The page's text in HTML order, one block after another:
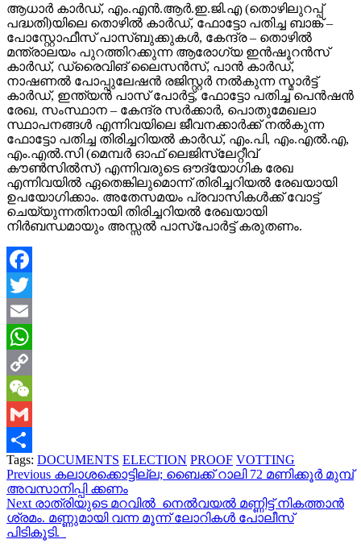
ആധാര്‍ കാര്‍ഡ്, എം.എന്‍.ആര്‍.ഇ.ജി.എ (തൊഴിലുറപ്പ്
പദ്ധതി)യിലെ തൊഴില്‍ കാര്‍ഡ്, ഫോട്ടോ പതിച്ച ബാങ്ക് –
പോസ്റ്റോഫീസ് പാസ്ബുക്കുകള്‍, കേന്ദ്ര – തൊഴില്‍
മന്ത്രാലയം പുറത്തിറക്കുന്ന ആരോഗ്യ ഇന്‍ഷൂറന്‍സ്
കാര്‍ഡ്, ഡ്രൈവിങ് ലൈസന്‍സ്, പാന്‍ കാര്‍ഡ്,
നാഷണല്‍ പോപ്പുലേഷന്‍ രജിസ്റ്റര്‍ നല്‍കുന്ന സ്മാര്‍ട്ട്
കാര്‍ഡ്, ഇന്ത്യന്‍ പാസ് പോര്‍ട്ട്, ഫോട്ടോ പതിച്ച പെന്‍ഷന്‍
രേഖ, സംസ്ഥാന – കേന്ദ്ര സര്‍ക്കാര്‍, പൊതുമേഖലാ
സ്ഥാപനങ്ങള്‍ എന്നിവയിലെ ജീവനക്കാര്‍ക്ക് നല്‍കുന്ന
ഫോട്ടോ പതിച്ച തിരിച്ചറിയല്‍ കാര്‍ഡ്, എം.പി, എം.എല്‍.എ,
എം.എല്‍.സി (മെമ്പര്‍ ഓഫ് ലെജിസ്ലേറ്റീവ്
കൗണ്‍സില്‍സ്) എന്നിവരുടെ ഔദ്യോഗിക രേഖ
എന്നിവയില്‍ ഏതെങ്കിലുമൊന്ന് തിരിച്ചറിയല്‍ രേഖയായി
ഉപയോഗിക്കാം. അതേസമയം പ്രവാസികള്‍ക്ക് വോട്ട്
ചെയ്യുന്നതിനായി തിരിച്ചറിയല്‍ രേഖയായി
നിര്‍ബന്ധമായും അസ്സല്‍ പാസ്പോര്‍ട്ട് കരുതണം.
Facebook
Twitter
Email
WhatsApp
Copy
Link
WeChat
Gmail
Share
Tags: DOCUMENTS ELECTION PROOF VOTTING
Continue
Reading
Previous കലാശക്കൊട്ടില്ല; ബൈക്ക് റാലി 72 മണിക്കൂര്‍ മുമ്പ്
അവസാനിപ്പി ക്കണം
Next രാത്രിയുടെ മറവിൽ നെൽവയൽ മണ്ണിട്ട് നികത്താൻ
ശ്രമം. മണ്ണുമായി വന്ന മൂന്ന് ലോറികൾ പോലീസ്
പിടികൂടി.